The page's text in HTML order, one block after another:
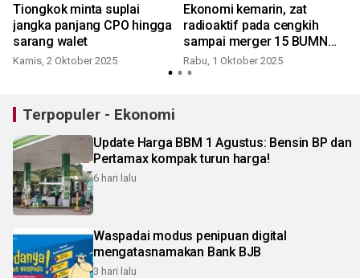
Tiongkok minta suplai
jangka panjang CPO hingga
sarang walet
Kamis, 2 Oktober 2025
Ekonomi kemarin, zat
radioaktif pada cengkih
sampai merger 15 BUMN
asuransi
Rabu, 1 Oktober 2025
Terpopuler - Ekonomi
Update Harga BBM 1 Agustus: Bensin BP dan
Pertamax kompak turun harga!
6 hari lalu
Waspadai modus penipuan digital
mengatasnamakan Bank BJB
3 hari lalu